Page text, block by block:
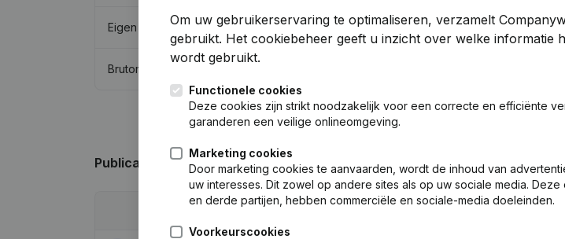
Eigen vermogen €145.272 17,77% €123.357
Brutomarge
Publicaties van Swarm Intl
Publicatie
Om uw gebruikerservaring te optimaliseren, verzamelt
gebruikt. Het cookiebeheer geeft u inzicht over welke informatie
wordt gebruikt.
Functionele cookies
Deze cookies zijn strikt noodzakelijk voor een correcte en efficiënte
garanderen een veilige onlineomgeving.
Marketing cookies
Door marketing cookies te aanvaarden, wordt de inhoud van
uw interesses. Dit zowel op andere sites als op uw sociale media.
en derde partijen, hebben commerciële en sociale-media doeleinden.
Voorkeurscookies